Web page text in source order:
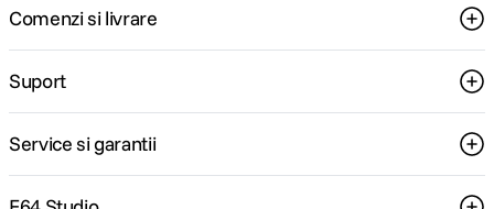
Comenzi si livrare
Suport
Service si garantii